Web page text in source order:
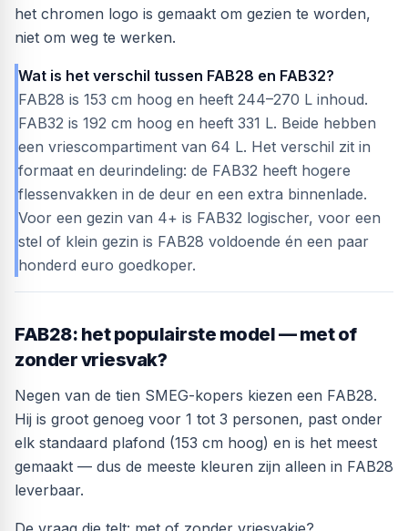
het chromen logo is gemaakt om gezien te worden,
niet om weg te werken.
Wat is het verschil tussen FAB28 en FAB32?
FAB28 is 153 cm hoog en heeft 244–270 L inhoud.
FAB32 is 192 cm hoog en heeft 331 L. Beide hebben
een vriescompartiment van 64 L. Het verschil zit in
formaat en deurindeling: de FAB32 heeft hogere
flessenvakken in de deur en een extra binnenlade.
Voor een gezin van 4+ is FAB32 logischer, voor een
stel of klein gezin is FAB28 voldoende én een paar
honderd euro goedkoper.
FAB28: het populairste model — met of
zonder vriesvak?
Negen van de tien SMEG-kopers kiezen een FAB28.
Hij is groot genoeg voor 1 tot 3 personen, past onder
elk standaard plafond (153 cm hoog) en is het meest
gemaakt — dus de meeste kleuren zijn alleen in FAB28
leverbaar.